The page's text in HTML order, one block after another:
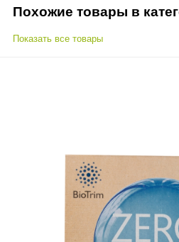
Похожие товары в
Показать все товары